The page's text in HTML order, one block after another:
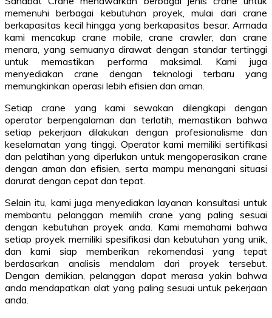
memenuhi berbagai kebutuhan proyek, mulai dari crane
berkapasitas kecil hingga yang berkapasitas besar. Armada
kami mencakup crane mobile, crane crawler, dan crane
menara, yang semuanya dirawat dengan standar tertinggi
untuk memastikan performa maksimal. Kami juga
menyediakan crane dengan teknologi terbaru yang
memungkinkan operasi lebih efisien dan aman.
Setiap crane yang kami sewakan dilengkapi dengan
operator berpengalaman dan terlatih, memastikan bahwa
setiap pekerjaan dilakukan dengan profesionalisme dan
keselamatan yang tinggi. Operator kami memiliki sertifikasi
dan pelatihan yang diperlukan untuk mengoperasikan crane
dengan aman dan efisien, serta mampu menangani situasi
darurat dengan cepat dan tepat.
Selain itu, kami juga menyediakan layanan konsultasi untuk
membantu pelanggan memilih crane yang paling sesuai
dengan kebutuhan proyek anda. Kami memahami bahwa
setiap proyek memiliki spesifikasi dan kebutuhan yang unik,
dan kami siap memberikan rekomendasi yang tepat
berdasarkan analisis mendalam dari proyek tersebut.
Dengan demikian, pelanggan dapat merasa yakin bahwa
anda mendapatkan alat yang paling sesuai untuk pekerjaan
anda.